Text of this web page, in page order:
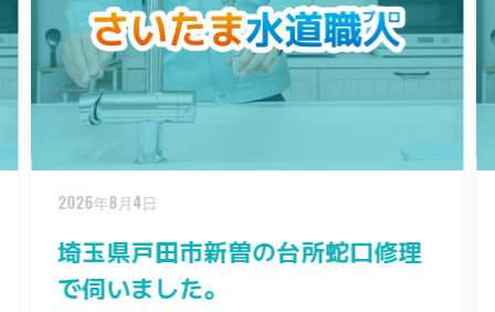
2026年5月29日
埼玉県川口市戸塚東へ洗面台の水
漏れでお伺いしました。